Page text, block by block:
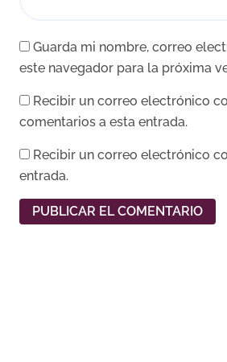
Guarda mi nombre, correo
este navegador para la próxima
Recibir un correo electrónico
comentarios a esta entrada.
Recibir un correo electrónico
entrada.